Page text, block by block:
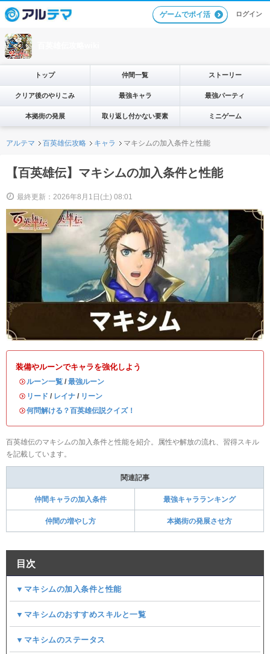
ゲームでポイ活 ログイン
トップ 仲間一覧 ストーリー
クリア後のやりこみ 最強キャラ 最強パーティ
本拠街の発展 取り返し付かない要素 ミニゲーム
アルテマ 百英雄伝攻略 キャラ マキシムの加入条件と性能
【百英雄伝】マキシムの加入条件と性能
最終更新：2026年8月1日(土) 08:01
装備やルーンでキャラを強化しよう
・ ルーン一覧 / 最強ルーン
・ リード / レイナ / リーン
・何問解ける？百英雄伝説クイズ！
百英雄伝のマキシムの加入条件と性能を紹介。属性や解放の流れ、習得スキル
を記載しています。
関連記事
仲間キャラの加入条件 最強キャラランキング
仲間の増やし方 本拠街の発展させ方
目次
▼マキシムの加入条件と性能
▼マキシムのおすすめスキルと一覧
▼マキシムのステータス